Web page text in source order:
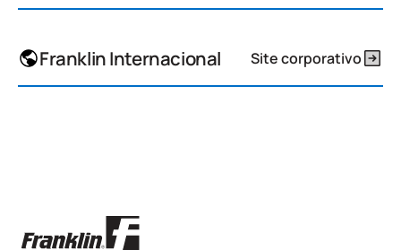
Franklin Internacional Site corporativo